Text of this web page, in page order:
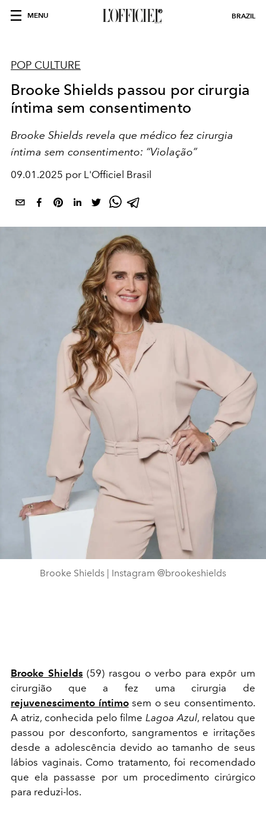
MENU BRAZIL
POP CULTURE
Brooke Shields passou por cirurgia
íntima sem consentimento
Brooke Shields revela que médico fez cirurgia
íntima sem consentimento: “Violação”
09.01.2025 por L'Officiel Brasil
Brooke Shields | Instagram @brookeshields
Brooke Shields (59) rasgou o verbo para expôr um
cirurgião que a fez uma cirurgia de
rejuvenescimento íntimosem o seu consentimento.
A atriz, conhecida pelo filme Lagoa Azul, relatou que
passou por desconforto, sangramentos e irritações
desde a adolescência devido ao tamanho de seus
lábios vaginais. Como tratamento, foi recomendado
que ela passasse por um procedimento cirúrgico
para reduzi-los.